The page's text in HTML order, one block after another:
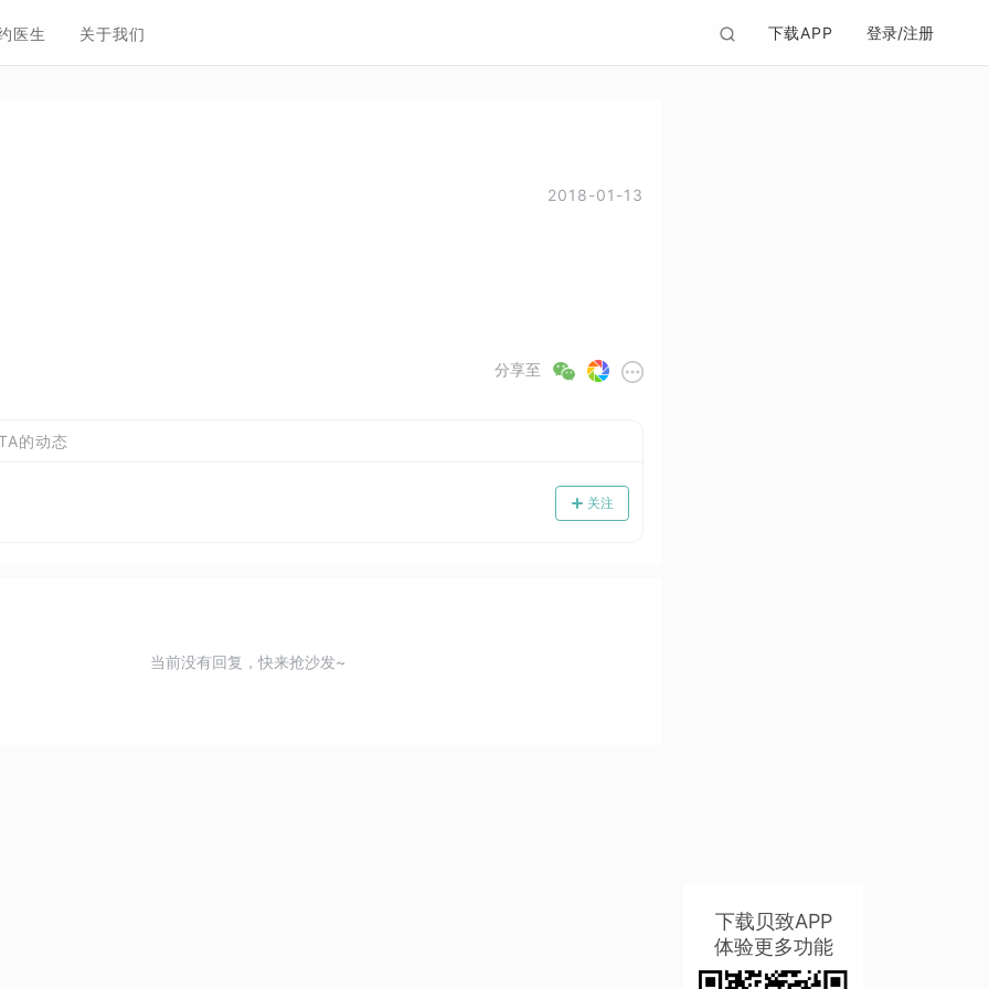
医生 关于我们 下载APP 登录/注册
2018-01-13
分享至
的动态
关注
当前没有回复，快来抢沙发~
下载贝致APP
体验更多功能